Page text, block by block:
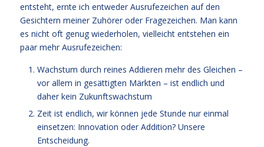
entsteht, ernte ich entweder Ausrufezeichen auf den
Gesichtern meiner Zuhörer oder Fragezeichen. Man kann
es nicht oft genug wiederholen, vielleicht entstehen ein
paar mehr Ausrufezeichen:
Wachstum durch reines Addieren mehr des Gleichen –
vor allem in gesättigten Märkten – ist endlich und
daher kein Zukunftswachstum
Zeit ist endlich, wir können jede Stunde nur einmal
einsetzen: Innovation oder Addition? Unsere
Entscheidung.